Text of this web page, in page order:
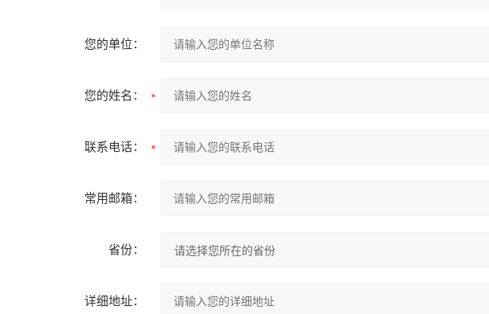
您的单位：
您的姓名：
联系电话：
常用邮箱：
省份：
详细地址：